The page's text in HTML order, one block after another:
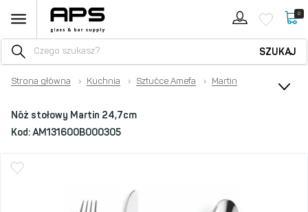
0
SZUKAJ
Strona główna › Kuchnia › Sztućce Amefa › Martin
Nóż stołowy Martin 24,7cm
Kod:AM131600B000305